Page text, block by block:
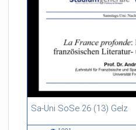
Sa-Uni SoSe 26 (13) Gelz
55:13 duration